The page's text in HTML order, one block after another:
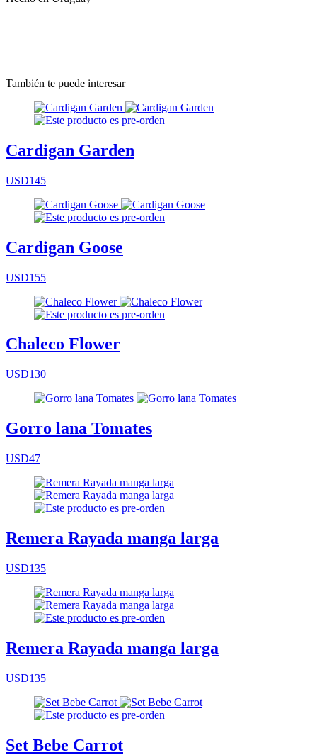
También te puede interesar
Cardigan Garden
USD145
Cardigan Goose
USD155
Chaleco Flower
USD130
Gorro lana Tomates
USD47
Remera Rayada manga larga
USD135
Remera Rayada manga larga
USD135
Set Bebe Carrot